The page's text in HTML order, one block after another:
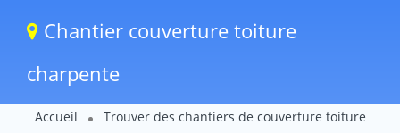
Chantier couverture toiture
charpente
Accueil Trouver des chantiers de couverture toiture